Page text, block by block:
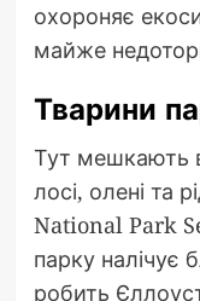
охороняє
майже
Тварини
Тут мешкають
лосі, олені та
National Park
парку налічує
робить